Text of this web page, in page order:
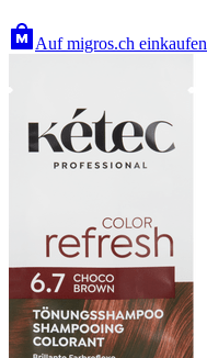
Auf migros.ch einkaufen